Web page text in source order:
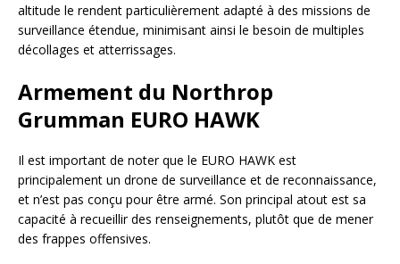
altitude le rendent particulièrement adapté à des missions de
surveillance étendue, minimisant ainsi le besoin de multiples
décollages et atterrissages.
Armement du Northrop
Grumman EURO HAWK
Il est important de noter que le EURO HAWK est
principalement un drone de surveillance et de reconnaissance,
et n’est pas conçu pour être armé. Son principal atout est sa
capacité à recueillir des renseignements, plutôt que de mener
des frappes offensives.